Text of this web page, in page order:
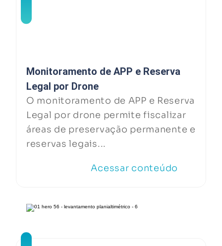
Monitoramento de APP e Reserva
Legal por Drone
O monitoramento de APP e Reserva
Legal por drone permite fiscalizar
áreas de preservação permanente e
reservas legais...
Acessar conteúdo